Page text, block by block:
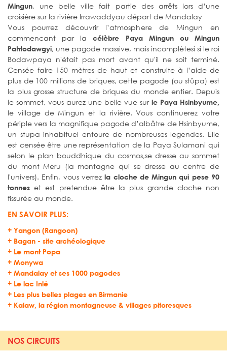
Mingun, une belle ville fait partie des arrêts lors d’une
croisière sur la rivière Irrawaddyau départ de Mandalay
Vous pourrez découvrir l’atmosphere de Mingun en
commencant par lacélèbre Paya Mingun ou Mingun
Pahtodawgyi, une pagode massive, mais incomplètesi si le roi
Bodawpaya n'était pas mort avant qu'il ne soit terminé.
Censée faire 150 mètres de haut et construite à l’aide de
plus de 100 millions de briques, cette pagode (ou stûpa) est
la plus grosse structure de briques du monde entier. Depuis
le sommet, vous aurez une belle vue sur le Paya Hsinbyume,
le village de Mingun et la rivière. Vous continuerez votre
périple vers la magnifique pagode d’albâtre de Hsinbyume,
un stupa inhabituel entoure de nombreuses legendes. Elle
est censée être une représentation de la Paya Sulamani qui
selon le plan bouddhique du cosmos,se dresse au sommet
du mont Meru (la montagne qui se dresse au centre de
l'univers). Enfin, vous verrezla cloche de Mingun qui pese 90
tonnes et est pretendue être la plus grande cloche non
fissurée au monde.
EN SAVOIR PLUS:
+ Yangon (Rangoon)
+ Bagan - site archéologique
+ Le mont Popa
+ Monywa
+ Mandalay et ses 1000 pagodes
+ Le lac Inlé
+ Les plus belles plages en Birmanie
+ Kalaw, la région montagneuse & villages pitoresques
NOS CIRCUITS